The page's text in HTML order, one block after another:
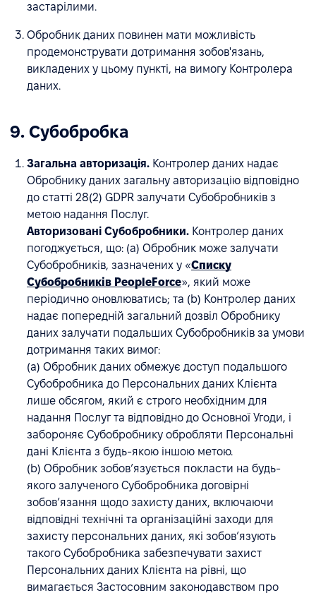
застарілими.
Обробник даних повинен мати можливість
продемонструвати дотримання зобов'язань,
викладених у цьому пункті, на вимогу Контролера
даних.
9. Субобробка
Загальна авторизація. Контролер даних надає
Обробнику даних загальну авторизацію відповідно
до статті 28(2) GDPR залучати Субобробників з
метою надання Послуг.
Авторизовані Субобробники. Контролер даних
погоджується, що: (a) Обробник може залучати
Субобробників, зазначених у «Списку
Субобробників PeopleForce», який може
періодично оновлюватись; та (b) Контролер даних
надає попередній загальний дозвіл Обробнику
даних залучати подальших Субобробників за умови
дотримання таких вимог:
(a) Обробник даних обмежує доступ подальшого
Субобробника до Персональних даних Клієнта
лише обсягом, який є строго необхідним для
надання Послуг та відповідно до Основної Угоди, і
забороняє Субобробнику обробляти Персональні
дані Клієнта з будь-якою іншою метою.
(b) Обробник зобов’язується покласти на будь-
якого залученого Субобробника договірні
зобов’язання щодо захисту даних, включаючи
відповідні технічні та організаційні заходи для
захисту персональних даних, які зобов’язують
такого Субобробника забезпечувати захист
Персональних даних Клієнта на рівні, що
вимагається Застосовним законодавством про